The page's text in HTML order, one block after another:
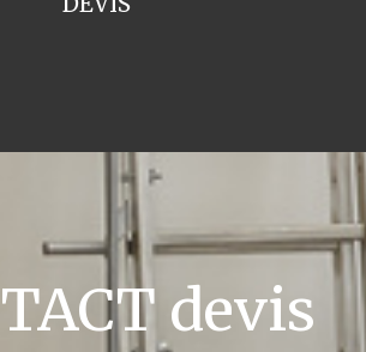
devis